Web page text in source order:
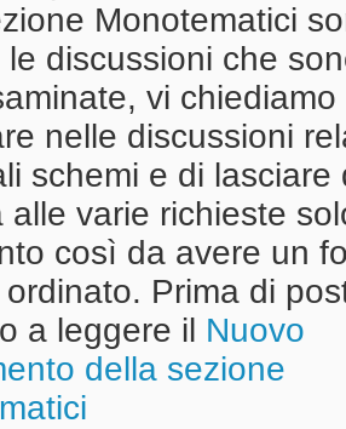
Monotematici
le discussioni che
vi
nelle discussioni
schemi e di lasciare
alle varie richieste
così da avere un
Prima di
a leggere il Nuovo
della sezione